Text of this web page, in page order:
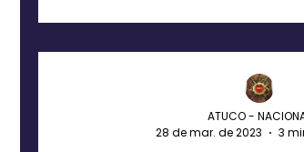
ATUCO -
28 de mar. de 2023
3